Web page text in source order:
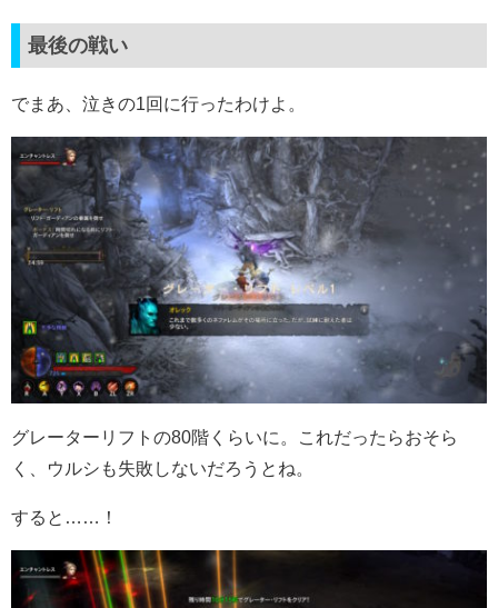
最後の戦い
でまあ、泣きの1回に行ったわけよ。
グレーターリフトの80階くらいに。これだったらおそら
く、ウルシも失敗しないだろうとね。
すると……！